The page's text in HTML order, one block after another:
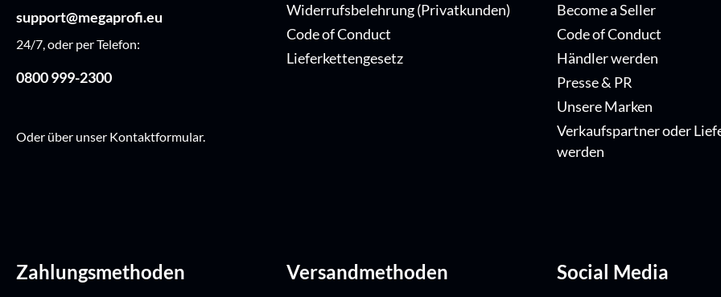
support@megaprofi.eu
24/7, oder per Telefon:
0800 999-2300
Oder über unser Kontaktformular.
Widerrufsbelehrung (Privatkunden)
Code of Conduct
Lieferkettengesetz
Become a Seller
Code of Conduct
Händler werden
Presse & PR
Unsere Marken
Verkaufspartner oder
werden
Zahlungsmethoden Versandmethoden Social Media